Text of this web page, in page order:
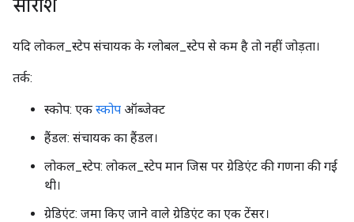
सारांश
यदि लोकल_स्टेप संचायक के ग्लोबल_स्टेप से कम है तो नहीं जोड़ता।
तर्क:
स्कोप: एक स्कोप ऑब्जेक्ट
हैंडल: संचायक का हैंडल।
लोकल_स्टेप: लोकल_स्टेप मान जिस पर ग्रेडिएंट की गणना की गई
थी।
ग्रेडिएंट: जमा किए जाने वाले ग्रेडिएंट का एक टेंसर।